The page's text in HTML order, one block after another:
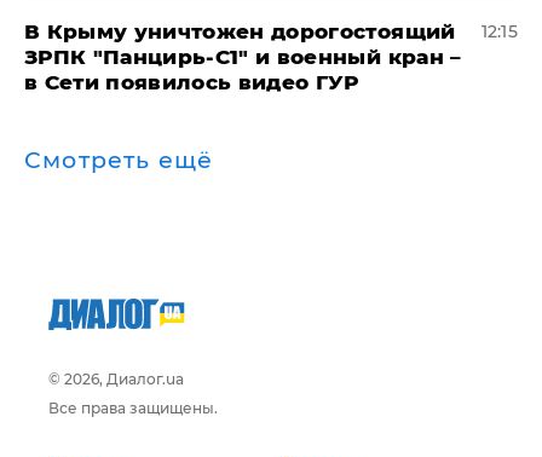
В Крыму уничтожен дорогостоящий
ЗРПК "Панцирь-С1" и военный кран –
в Сети появилось видео ГУР
12:15
Смотреть ещё
© 2026, Диалог.ua
Все права защищены.